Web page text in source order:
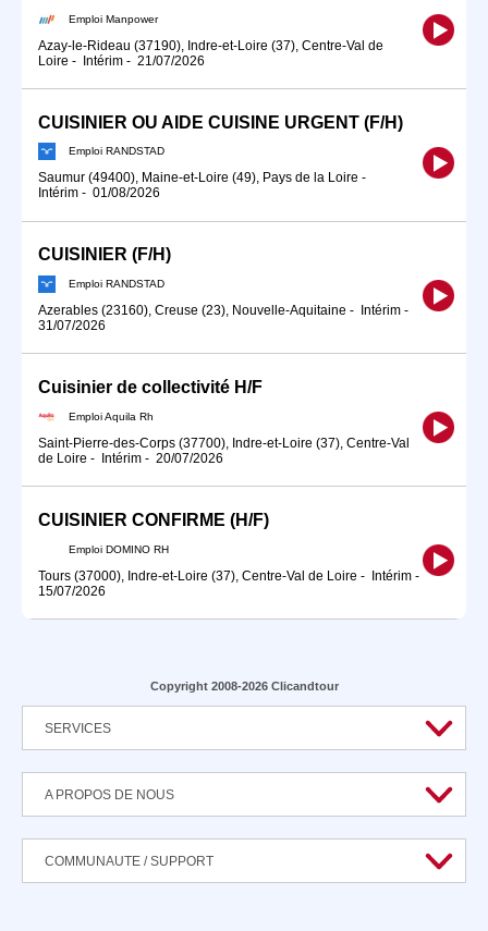
Emploi Manpower
Azay-le-Rideau (37190), Indre-et-Loire (37), Centre-Val de
Loire - Intérim - 21/07/2026
CUISINIER OU AIDE CUISINE URGENT (F/H)
Emploi RANDSTAD
Saumur (49400), Maine-et-Loire (49), Pays de la Loire -
Intérim - 01/08/2026
CUISINIER (F/H)
Emploi RANDSTAD
Azerables (23160), Creuse (23), Nouvelle-Aquitaine - Intérim -
31/07/2026
Cuisinier de collectivité H/F
Emploi Aquila Rh
Saint-Pierre-des-Corps (37700), Indre-et-Loire (37), Centre-Val
de Loire - Intérim - 20/07/2026
CUISINIER CONFIRME (H/F)
Emploi DOMINO RH
Tours (37000), Indre-et-Loire (37), Centre-Val de Loire - Intérim -
15/07/2026
Copyright 2008-2026 Clicandtour
SERVICES
A PROPOS DE NOUS
COMMUNAUTE / SUPPORT